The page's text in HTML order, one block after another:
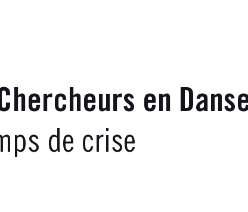
en
de crise